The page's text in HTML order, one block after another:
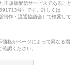
正規版配信サービスであること
号）です。詳しくは
制作・流通協議会］で検索して
価格がページによって異なる場
認ください。